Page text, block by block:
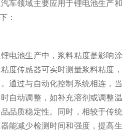
车领域主要应用于锂电池生产和
：
电池生产中，浆料粘度是影响涂
度传感器可实时测量浆料粘度，
通过与自动化控制系统相连，当
自动调整，如补充溶剂或调整温
品质稳定性。同时，相较于传统
能减少检测时间和强度，提高生